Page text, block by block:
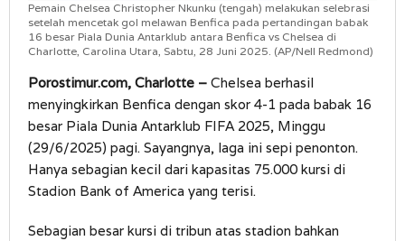
Pemain Chelsea Christopher Nkunku (tengah) melakukan selebrasi
setelah mencetak gol melawan Benfica pada pertandingan babak
16 besar Piala Dunia Antarklub antara Benfica vs Chelsea di
Charlotte, Carolina Utara, Sabtu, 28 Juni 2025. (AP/Nell Redmond)
Porostimur.com, Charlotte – Chelsea berhasil
menyingkirkan Benfica dengan skor 4-1 pada babak 16
besar Piala Dunia Antarklub FIFA 2025, Minggu
(29/6/2025) pagi. Sayangnya, laga ini sepi penonton.
Hanya sebagian kecil dari kapasitas 75.000 kursi di
Stadion Bank of America yang terisi.
Sebagian besar kursi di tribun atas stadion bahkan